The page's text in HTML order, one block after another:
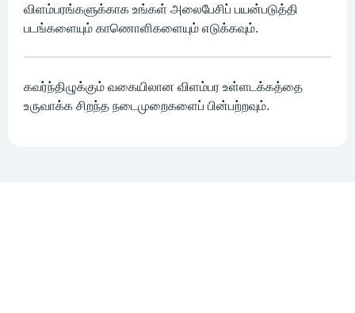
விளம்பரங்களுக்காக உங்கள் அலைபேசிப் பயன்படுத்தி
படங்களையும் காணொளிகளையும் எடுக்கவும்.
கவர்ந்திழுக்கும் வகையிலான விளம்பர உள்ளடக்கத்தை
உருவாக்க சிறந்த நடைமுறைகளைப் பின்பற்றவும்.